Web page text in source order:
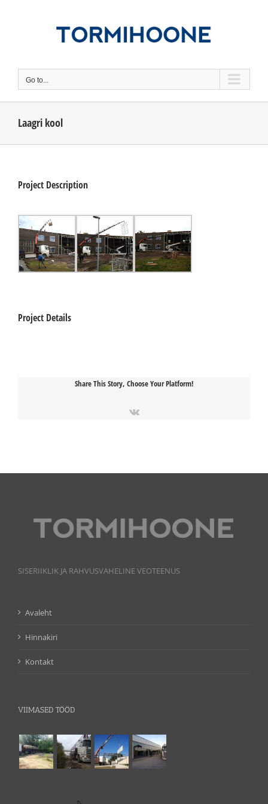
Go to...
Laagri kool
Project Description
Project Details
Share This Story, Choose Your Platform!
Vk
SISERIIKLIK JA RAHVUSVAHELINE VEOTEENUS
Avaleht
Hinnakiri
Kontakt
VIIMASED TÖÖD